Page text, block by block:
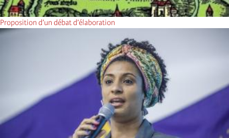
Proposition d’un débat d’élaboration